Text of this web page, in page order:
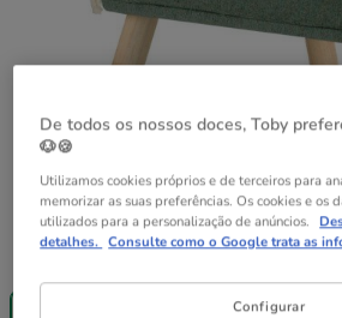
Tamanho:50.5 x 31 x 50.5 cm
Entrega
De todos os nossos doces, Toby
🐶🍪
Utilizamos cookies próprios e de terceiros para
memorizar as suas preferências. Os cookies e os
utilizados para a personalização de anúncios.
detalhes. Consulte como o Google trata as
Configurar